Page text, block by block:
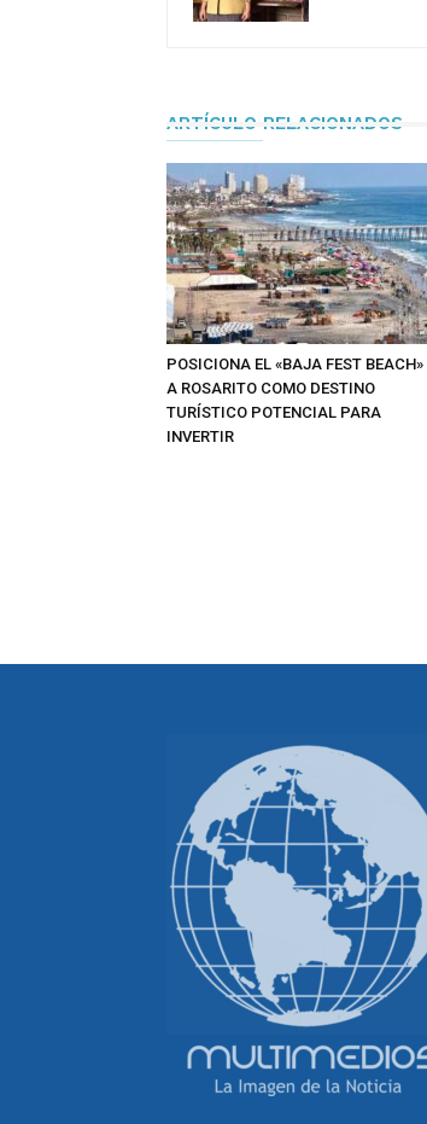
ARTÍCULO RELACIONADOS
POSICIONA EL «BAJA FEST BEACH»
A ROSARITO COMO DESTINO
TURÍSTICO POTENCIAL PARA
INVERTIR